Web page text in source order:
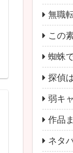
無職
この
蜘蛛
探偵
弱キ
作品
ネタ